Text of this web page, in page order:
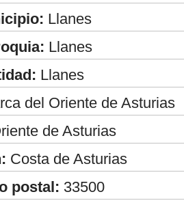
Llanes
Llanes
Llanes
del Oriente de Asturias
de Asturias
Costa de Asturias
postal: 33500